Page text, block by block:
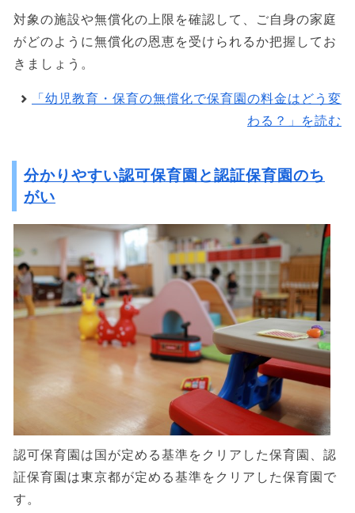
対象の施設や無償化の上限を確認して、ご自身の家庭
がどのように無償化の恩恵を受けられるか把握してお
きましょう。
「幼児教育・保育の無償化で保育園の料金はどう変
わる？」を読む
分かりやすい認可保育園と認証保育園のち
がい
認可保育園は国が定める基準をクリアした保育園、認
証保育園は東京都が定める基準をクリアした保育園で
す。